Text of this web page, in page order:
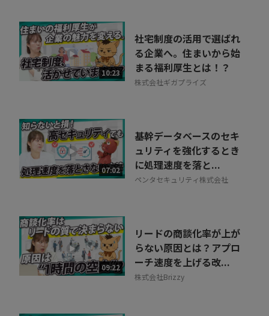
10:23
社宅制度の活用で選ばれ
る企業へ。住まいから始
まる福利厚生とは！？
株式会社ギガプライズ
07:02
基幹データベースのセキ
ュリティを強化するとき
に処理速度を落と...
ペンタセキュリティ株式会社
09:22
リードの商談化率が上が
らない原因とは？アプロ
ーチ速度を上げる改...
株式会社Brizzy